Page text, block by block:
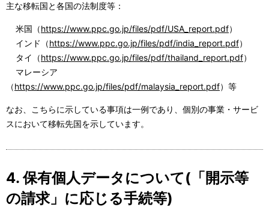
主な移転国と各国の法制度等：
米国（https://www.ppc.go.jp/files/pdf/USA_report.pdf）
インド（https://www.ppc.go.jp/files/pdf/india_report.pdf）
タイ（https://www.ppc.go.jp/files/pdf/thailand_report.pdf）
マレーシア
（https://www.ppc.go.jp/files/pdf/malaysia_report.pdf）等
なお、こちらに示している事項は一例であり、個別の事業・サービ
スにおいて移転先国を示しています。
4. 保有個人データについて(「開示等
の請求」に応じる手続等)